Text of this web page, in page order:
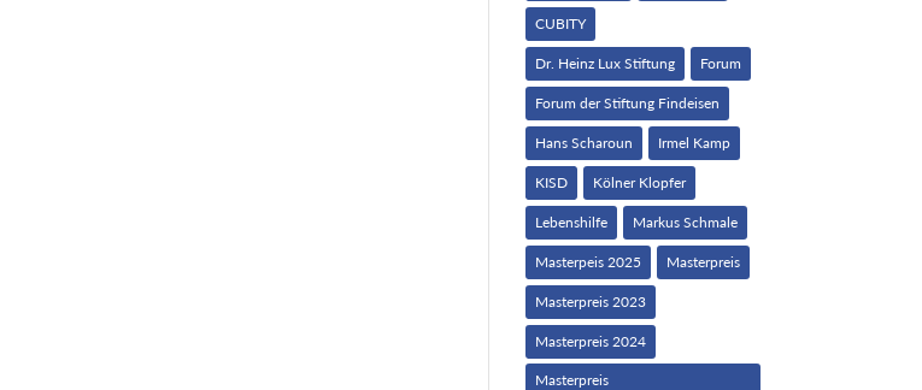
CUBITY
Dr. Heinz Lux Stiftung Forum
Forum der Stiftung Findeisen
Hans Scharoun Irmel Kamp
KISD Kölner Klopfer
Lebenshilfe Markus Schmale
Masterpeis 2025 Masterpreis
Masterpreis 2023
Masterpreis 2024
Masterpreis